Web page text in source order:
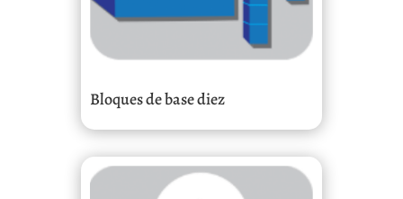
Bloques de base diez